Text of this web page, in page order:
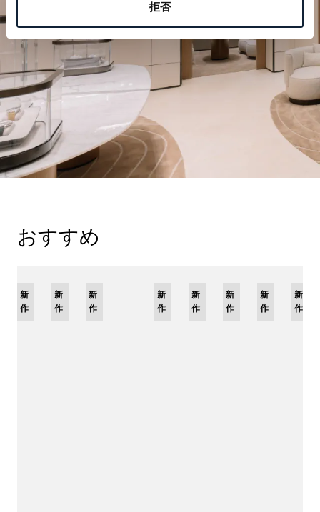
拒否
おすすめ
新
作
新
作
新
作
新
作
新
作
新
作
新
作
新
作